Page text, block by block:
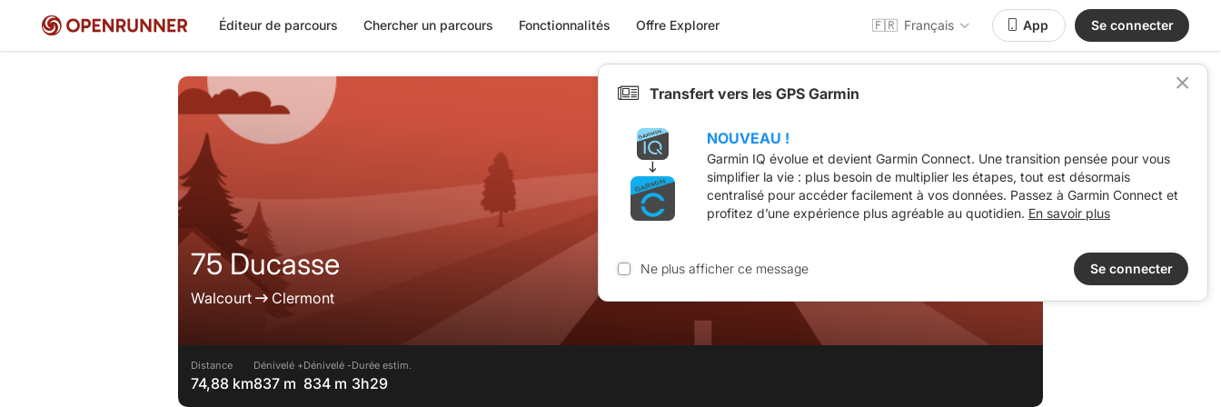
Éditeur de parcours Chercher un parcours Fonctionnalités Offre Explorer 🇫🇷 Français App Se connecter
75 Ducasse
Walcourt Clermont
Distance
74,88 km
Dénivelé +
837 m
Dénivelé -
834 m
Durée estim.
3h29
Transfert vers les GPS Garmin
NOUVEAU !
Garmin IQ évolue et devient Garmin Connect. Une transition pensée pour vous
simplifier la vie : plus besoin de multiplier les étapes, tout est désormais
centralisé pour accéder facilement à vos données. Passez à Garmin Connect et
profitez d’une expérience plus agréable au quotidien. En savoir plus
Ne plus afficher ce message Se connecter